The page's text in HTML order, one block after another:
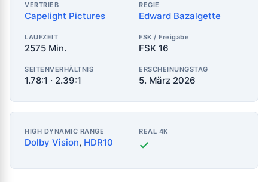
VERTRIEB
Capelight Pictures
REGIE
Edward Bazalgette
LAUFZEIT
2575 Min.
FSK / Freigabe
FSK 16
SEITENVERHÄLTNIS
1.78:1 · 2.39:1
ERSCHEINUNGSTAG
5. März 2026
HIGH DYNAMIC RANGE
Dolby Vision, HDR10
REAL 4K
✓